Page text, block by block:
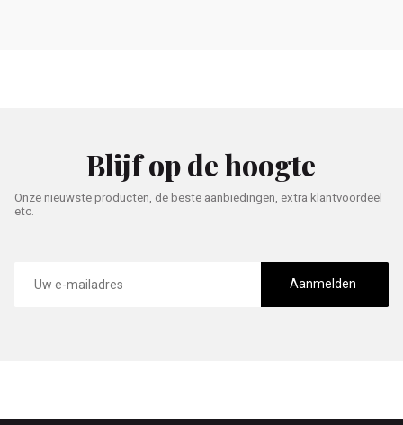
Blijf op de hoogte
Onze nieuwste producten, de beste aanbiedingen, extra klantvoordeel
etc.
mailadres
Aanmelden